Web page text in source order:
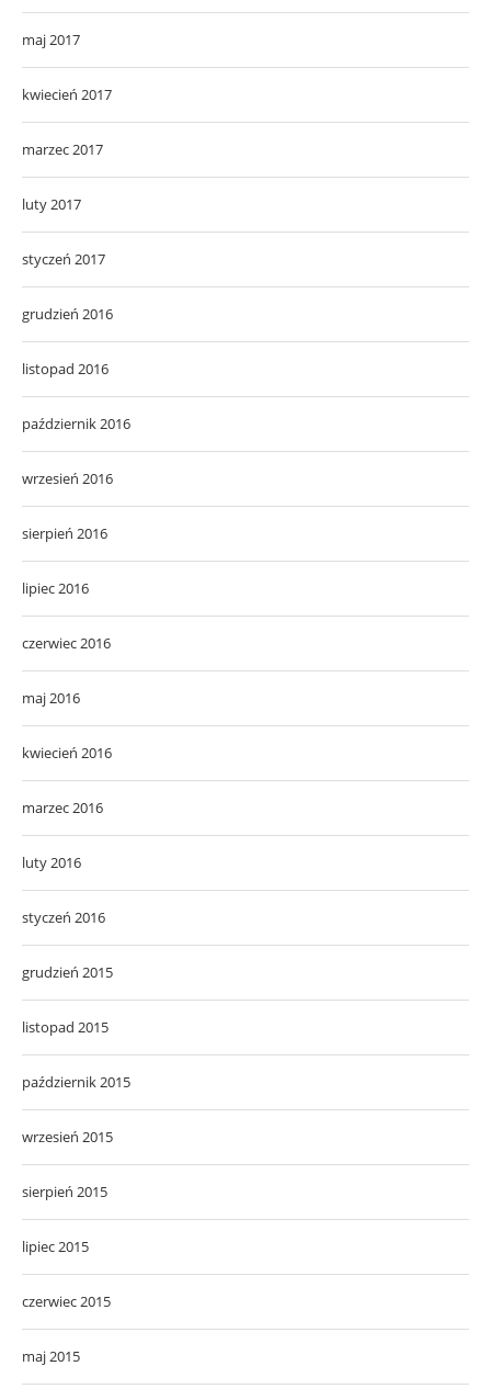
maj 2017
kwiecień 2017
marzec 2017
luty 2017
styczeń 2017
grudzień 2016
listopad 2016
październik 2016
wrzesień 2016
sierpień 2016
lipiec 2016
czerwiec 2016
maj 2016
kwiecień 2016
marzec 2016
luty 2016
styczeń 2016
grudzień 2015
listopad 2015
październik 2015
wrzesień 2015
sierpień 2015
lipiec 2015
czerwiec 2015
maj 2015